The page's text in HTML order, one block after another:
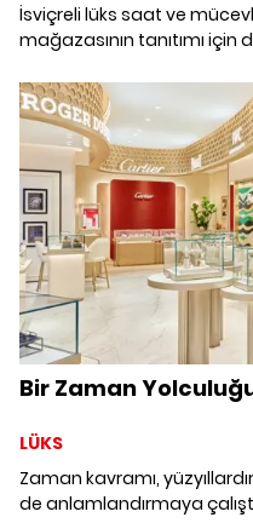
İsviçreli lüks saat ve
mağazasının tanıtımı için
koleksiyonları yakından
Bir Zaman
LÜKS
Zaman kavramı,
de anlamlandırmaya